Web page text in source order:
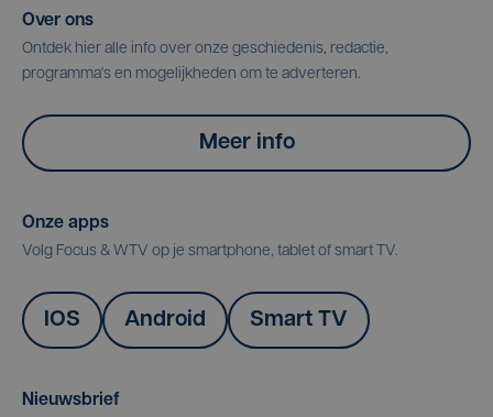
Over ons
Ontdek hier alle info over onze geschiedenis, redactie,
programma's en mogelijkheden om te adverteren.
Meer info
Onze apps
Volg Focus & WTV op je smartphone, tablet of smart TV.
IOS Android Smart TV
Nieuwsbrief